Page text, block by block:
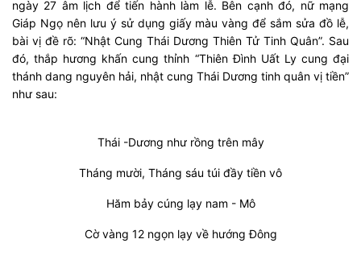
ngày 27 âm lịch để tiến hành làm lễ. Bên cạnh đó, nữ mạng
Giáp Ngọ nên lưu ý sử dụng giấy màu vàng để sắm sửa đồ lễ,
bài vị đề rõ: “Nhật Cung Thái Dương Thiên Tử Tinh Quân”. Sau
đó, thắp hương khấn cung thỉnh “Thiên Đình Uất Ly cung đại
thánh dang nguyên hải, nhật cung Thái Dương tinh quân vị tiền”
như sau:
Thái -Dương như rồng trên mây
Tháng mười, Tháng sáu túi đầy tiền vô
Hăm bảy cúng lạy nam - Mô
Cờ vàng 12 ngọn lạy về hướng Đông